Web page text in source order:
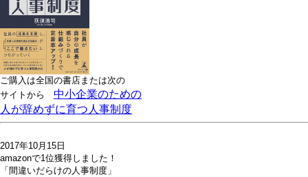
ご購入は全国の書店または次の
サイトから 中小企業のための
人が辞めずに育つ人事制度
2017年10月15日
amazonで1位獲得しました！
「間違いだらけの人事制度」